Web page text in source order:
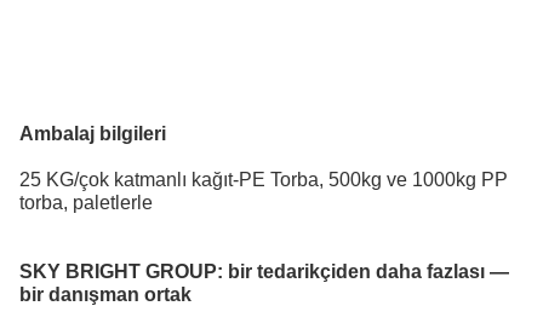
Ambalaj bilgileri
25 KG/çok katmanlı kağıt-PE Torba, 500kg ve 1000kg PP
torba, paletlerle
SKY BRIGHT GROUP: bir tedarikçiden daha fazlası —
bir danışman ortak